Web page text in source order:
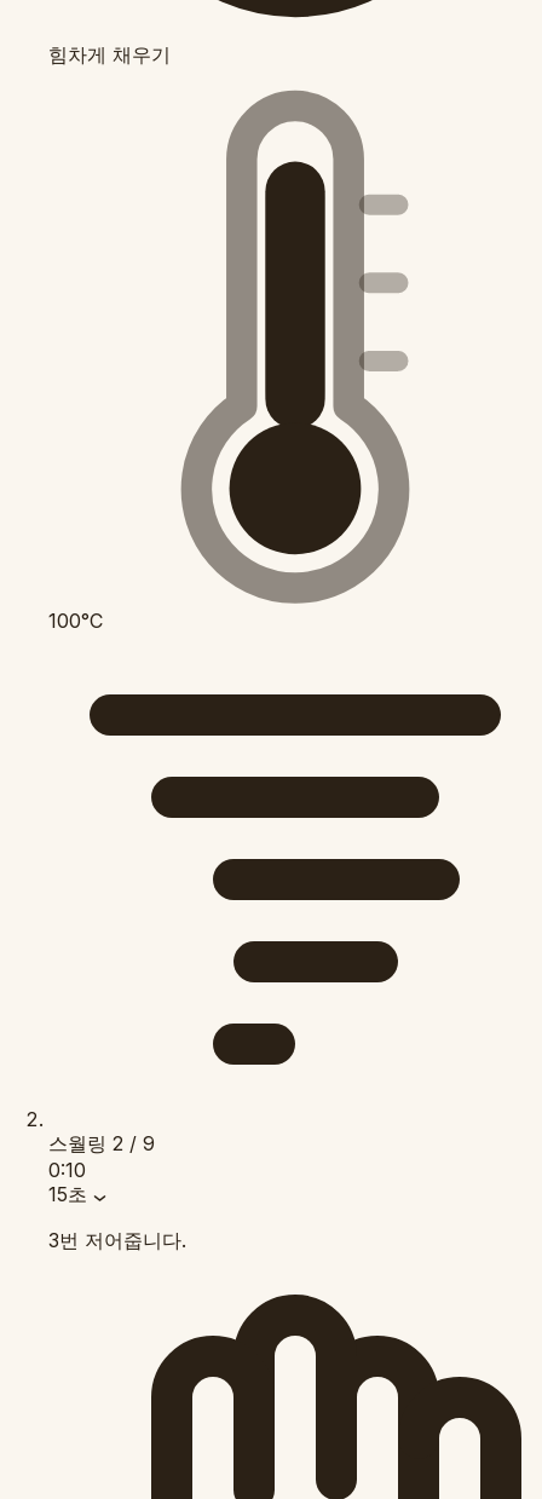
힘차게 채우기
100°C
스월링 2 / 9
0:10
15초
3번 저어줍니다.